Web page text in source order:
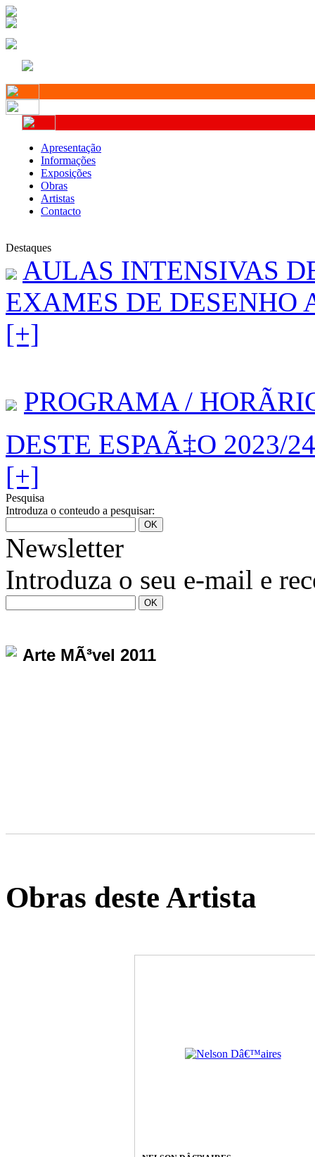
Apresentação
Informações
Exposições
Obras
Artistas
Contacto
Destaques
AULAS INTENSIVAS
EXAMES DE DESENHO
[+]
PROGRAMA /
DESTE ESPAÃ‡O 2023/24
[+]
Pesquisa
Introduza o conteudo a pesquisar:
Newsletter
Introduza o seu e-mail e
Arte MÃ³vel 2011
Obras deste Artista